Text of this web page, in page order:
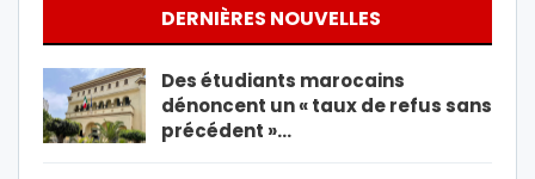
DERNIÈRES NOUVELLES
Des étudiants marocains
dénoncent un « taux de refus sans
précédent »…